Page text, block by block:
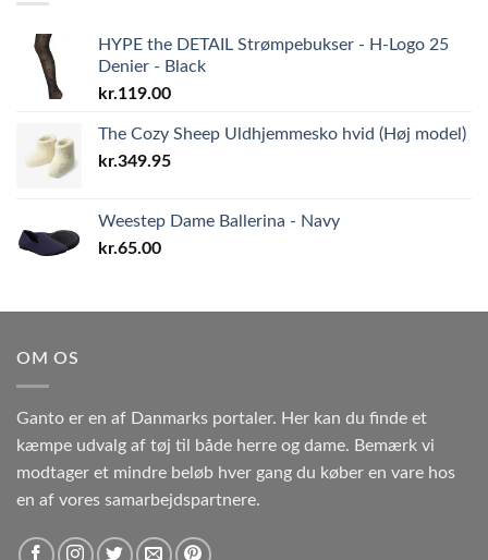
HYPE the DETAIL Strømpebukser - H-Logo 25
Denier - Black
kr.119.00
The Cozy Sheep Uldhjemmesko hvid (Høj model)
kr.349.95
Weestep Dame Ballerina - Navy
kr.65.00
OM OS
Ganto er en af Danmarks portaler. Her kan du finde et
kæmpe udvalg af tøj til både herre og dame. Bemærk vi
modtager et mindre beløb hver gang du køber en vare hos
en af vores samarbejdspartnere.